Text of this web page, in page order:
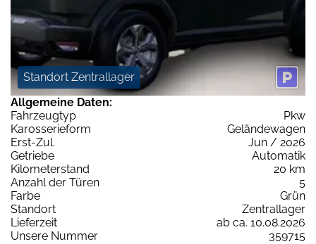
Standort Zentrallager
Allgemeine Daten:
Fahrzeugtyp
Pkw
Karosserieform
Geländewagen
Erst-Zul.
Jun / 2026
Getriebe
Automatik
Kilometerstand
20 km
Anzahl der Türen
5
Farbe
Grün
Standort
Zentrallager
Lieferzeit
ab ca. 10.08.2026
Unsere Nummer
359715